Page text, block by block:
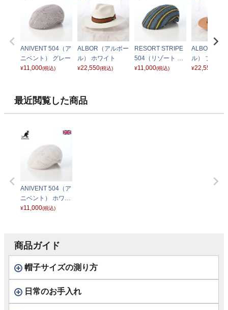
ANIVENT 504（ア
ニベント） グレー
¥11,000(税込)
ALBOR（アルボー
ル） ホワイト
¥22,550(税込)
RESORT STRIPE
504（リゾート ス
トライプ） ティー
¥11,000(税込)
ALBOR（ア
ル） ブラウ
¥22,550
最近閲覧した商品
ANIVENT 504（ア
ニベント） ホワイ
ト
¥11,000(税込)
商品ガイド
帽子サイズの測り方
日常のお手入れ